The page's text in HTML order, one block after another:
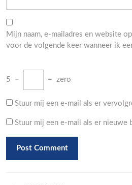
Mijn naam, e-mailadres en website
voor de volgende keer wanneer ik
5 − = zero
Stuur mij een e-mail als er
Stuur mij een e-mail als er nieuwe